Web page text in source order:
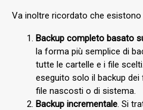
Va inoltre ricordato che esistono
Backup completo basato
la forma più semplice di
tutte le cartelle e i file
eseguito solo il backup dei
file nascosti o di sistema.
Backup incrementale. Si